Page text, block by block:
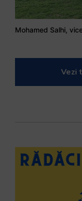
Vezi